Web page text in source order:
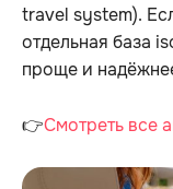
travel system).
отдельная база
проще и
👉Смотреть все